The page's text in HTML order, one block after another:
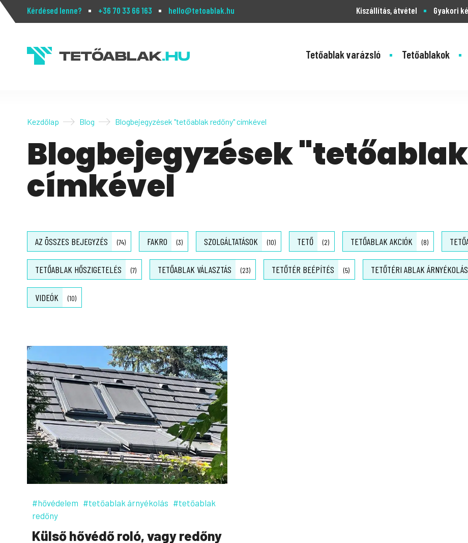
Kérdésed lenne? +36 70 33 66 163 hello@tetoablak.hu Kiszállítás, átvétel Gyakori
Tetőablak varázsló Tetőablakok
Kezdőlap Blog Blogbejegyzések "tetőablak redőny" címkével
Blogbejegyzések
címkével
AZ ÖSSZES BEJEGYZÉS (74) FAKRO (3) SZOLGÁLTATÁSOK (10) TETŐ (2) TETŐABLAK AKCIÓK (8)
TETŐABLAK HŐSZIGETELÉS (7) TETŐABLAK VÁLASZTÁS (23) TETŐTÉR BEÉPÍTÉS (5) TETŐTÉRI ABLAK ÁRNYÉKOLÁS
VIDEÓK (10)
#hővédelem #tetőablak árnyékolás #tetőablak
redőny
Külső hővédő roló, vagy redőny